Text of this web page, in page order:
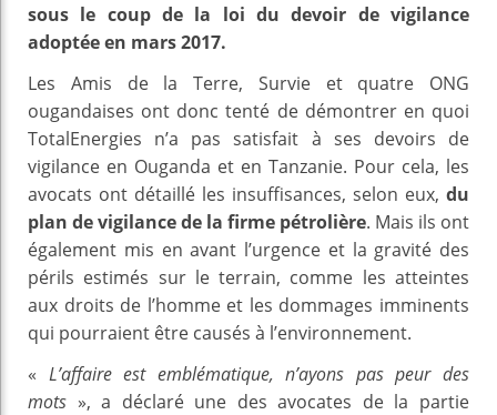
sous le coup de la loi du devoir de vigilance
adoptée en mars 2017.
Les Amis de la Terre, Survie et quatre ONG
ougandaises ont donc tenté de démontrer en quoi
TotalEnergies n’a pas satisfait à ses devoirs de
vigilance en Ouganda et en Tanzanie. Pour cela, les
avocats ont détaillé les insuffisances, selon eux, du
plan de vigilance de la firme pétrolière. Mais ils ont
également mis en avant l’urgence et la gravité des
périls estimés sur le terrain, comme les atteintes
aux droits de l’homme et les dommages imminents
qui pourraient être causés à l’environnement.
« L’affaire est emblématique, n’ayons pas peur des
mots », a déclaré une des avocates de la partie